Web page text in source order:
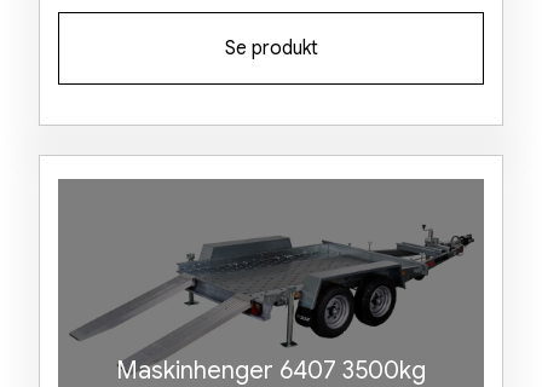
Se produkt
Maskinhenger 6407 3500kg